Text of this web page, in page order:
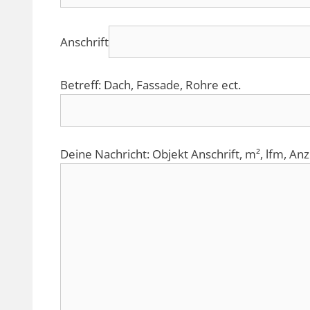
Anschrift
Betreff: Dach, Fassade, Rohre ect.
Deine Nachricht: Objekt Anschrift, m², lfm,